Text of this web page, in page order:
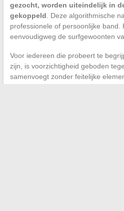
gezocht, worden uiteindelijk in
gekoppeld . Deze algorithmische
professionele of persoonlijke band.
eenvoudigweg de surfgewoonten
Voor iedereen die probeert te
zijn, is voorzichtigheid geboden
samenvoegt zonder feitelijke